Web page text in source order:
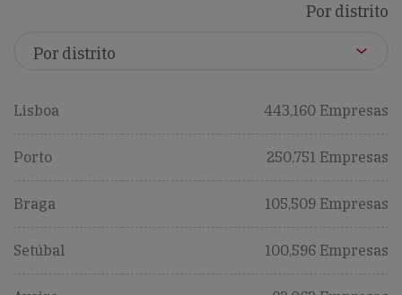
Por distrito
Lisboa 443,160 Empresas
Porto 250,751 Empresas
Braga 105,509 Empresas
Setúbal 100,596 Empresas